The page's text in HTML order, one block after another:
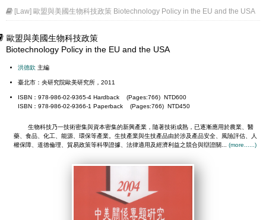
[Law] 歐盟與美國生物科技政策 Biotechnology Policy in the EU and the USA
歐盟與美國生物科技政策
Biotechnology Policy in the EU and the USA
洪德欽 主編
臺北市：央研究院歐美研究所，2011
ISBN：978-986-02-9365-4 Hardback (Pages:766) NTD600
ISBN：978-986-02-9366-1 Paperback (Pages:766) NTD450
生物科技乃一技術密集與資本密集的新興產業，隨著技術成熟，已逐漸應用於農業、醫
藥、食品、化工、能源、環保等產業。生技產業與生技產品由於涉及產品安全、風險評估、人
權保障、道德倫理、貿易政策等科學證據、法律適用及經濟利益之競合與辯證關... (more......)